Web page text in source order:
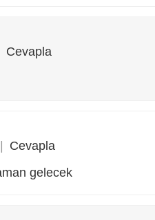
Cevapla
| Cevapla
gelecek